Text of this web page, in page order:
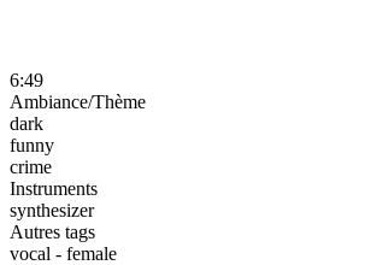
6:49
Ambiance/Thème
dark
funny
crime
Instruments
synthesizer
Autres tags
vocal - female